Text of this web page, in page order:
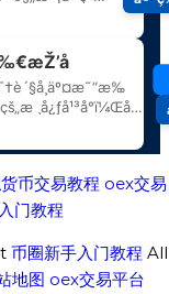
币交易教程 oex交易
门教程
币圈新手入门教程 All
地图 oex交易平台